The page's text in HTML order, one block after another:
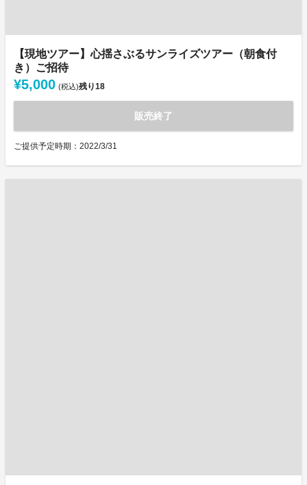
【現地ツアー】心揺さぶるサンライズツアー（朝食付
き）ご招待
¥5,000 (税込)残り18
販売終了
ご提供予定時期：2022/3/31